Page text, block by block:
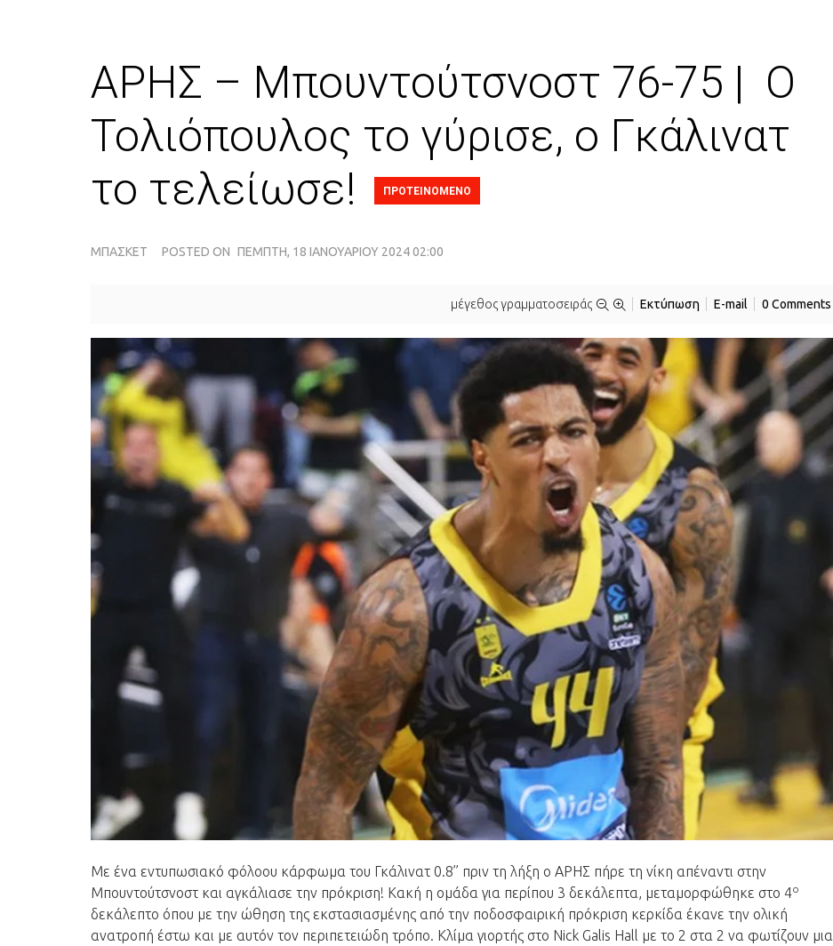
ΑΡΗΣ – Μπουντούτσνοστ 76-75 | Ο
Τολιόπουλος το γύρισε, ο Γκάλινατ
το τελείωσε!
ΠΡΟΤΕΙΝΟΜΕΝΟ
ΜΠΆΣΚΕΤ POSTED ON ΠΈΜΠΤΗ, 18 ΙΑΝΟΥΑΡΊΟΥ 2024 02:00
μέγεθος γραμματοσειράς Εκτύπωση E-mail 0 Comments
Με ένα εντυπωσιακό φόλοου κάρφωμα του Γκάλινατ 0.8’’ πριν τη λήξη ο ΑΡΗΣ πήρε τη νίκη απέναντι στην
Μπουντούτσνοστ και αγκάλιασε την πρόκριση! Κακή η ομάδα για περίπου 3 δεκάλεπτα, μεταμορφώθηκε στο 4ο
δεκάλεπτο όπου με την ώθηση της εκστασιασμένης από την ποδοσφαιρική πρόκριση κερκίδα έκανε την ολική
ανατροπή έστω και με αυτόν τον περιπετειώδη τρόπο. Κλίμα γιορτής στο Nick Galis Hall με το 2 στα 2 να φωτίζουν μια